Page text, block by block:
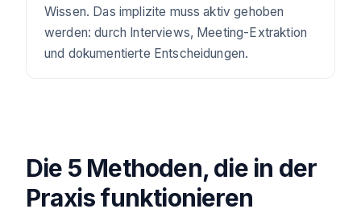
Wissen. Das implizite muss aktiv gehoben
werden: durch Interviews, Meeting-Extraktion
und dokumentierte Entscheidungen.
Die 5 Methoden, die in der
Praxis funktionieren